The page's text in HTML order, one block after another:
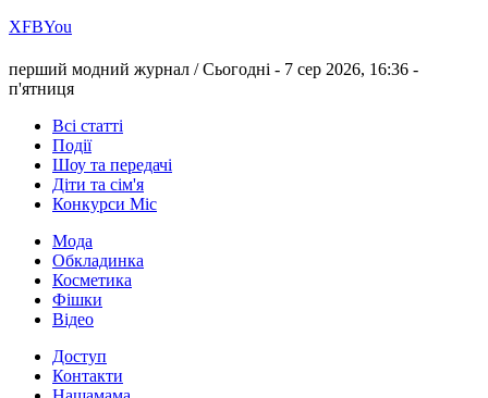
ХFBYou
перший модний журнал /Сьогодні - 7 сер 2026, 16:36 -
п'ятниця
Всі статті
Події
Шоу та передачі
Діти та сім'я
Конкурси Міс
Мода
Обкладинка
Косметика
Фішки
Відео
Доступ
Контакти